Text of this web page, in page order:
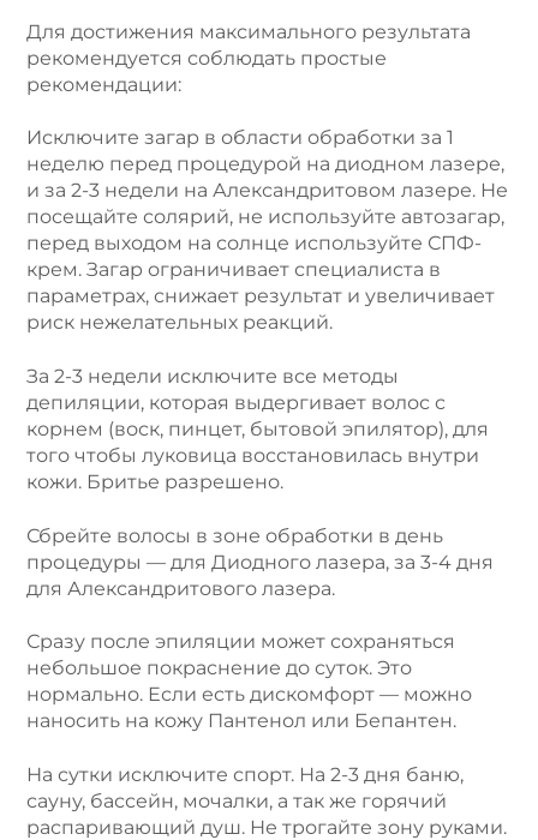
Для достижения максимального результата
рекомендуется соблюдать простые
рекомендации:
Исключите загар в области обработки за 1
неделю перед процедурой на диодном лазере,
и за 2-3 недели на Александритовом лазере. Не
посещайте солярий, не используйте автозагар,
перед выходом на солнце используйте СПФ-
крем. Загар ограничивает специалиста в
параметрах, снижает результат и увеличивает
риск нежелательных реакций.
За 2-3 недели исключите все методы
депиляции, которая выдергивает волос с
корнем (воск, пинцет, бытовой эпилятор), для
того чтобы луковица восстановилась внутри
кожи. Бритье разрешено.
Сбрейте волосы в зоне обработки в день
процедуры — для Диодного лазера, за 3-4 дня
для Александритового лазера.
Сразу после эпиляции может сохраняться
небольшое покраснение до суток. Это
нормально. Если есть дискомфорт — можно
наносить на кожу Пантенол или Бепантен.
На сутки исключите спорт. На 2-3 дня баню,
сауну, бассейн, мочалки, а так же горячий
распаривающий душ. Не трогайте зону руками.